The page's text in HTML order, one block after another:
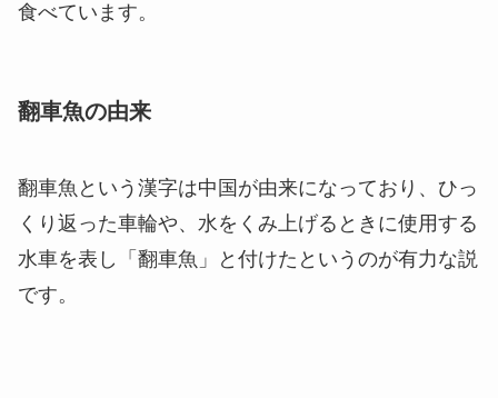
食べています。
翻車魚の由来
翻車魚という漢字は中国が由来になっており、ひっ
くり返った車輪や、水をくみ上げるときに使用する
水車を表し「翻車魚」と付けたというのが有力な説
です。